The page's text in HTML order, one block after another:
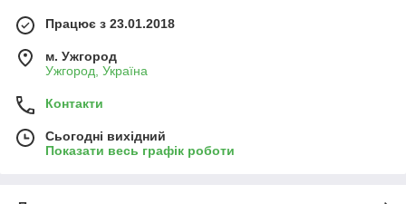
Працює з 23.01.2018
м. Ужгород
Ужгород, Україна
Контакти
Сьогодні вихідний
Показати весь графік роботи